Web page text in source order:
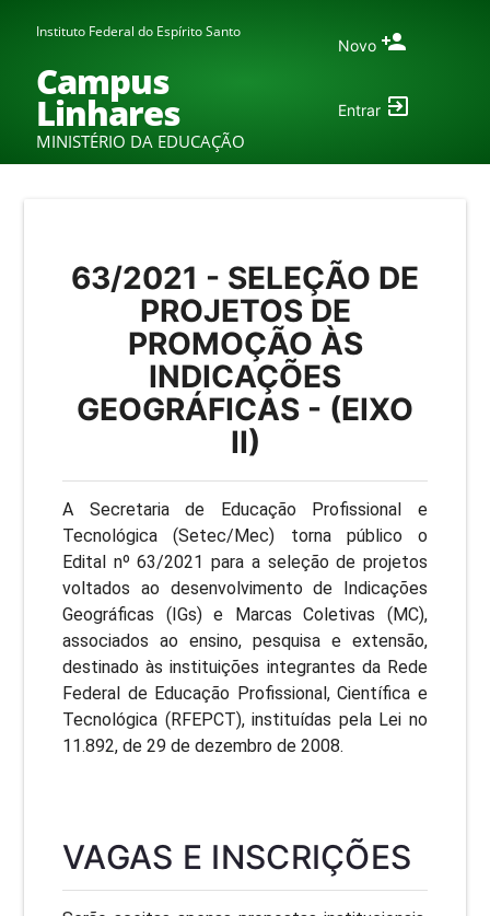
Instituto Federal do Espírito Santo
Campus
Linhares
MINISTÉRIO DA EDUCAÇÃO
Novo
Entrar
63/2021 - SELEÇÃO DE
PROJETOS DE
PROMOÇÃO ÀS
INDICAÇÕES
GEOGRÁFICAS - (EIXO
II)
A Secretaria de Educação Profissional e
Tecnológica (Setec/Mec) torna público o
Edital nº 63/2021 para a seleção de projetos
voltados ao desenvolvimento de Indicações
Geográficas (IGs) e Marcas Coletivas (MC),
associados ao ensino, pesquisa e extensão,
destinado às instituições integrantes da Rede
Federal de Educação Profissional, Científica e
Tecnológica (RFEPCT), instituídas pela Lei no
11.892, de 29 de dezembro de 2008.
VAGAS E INSCRIÇÕES